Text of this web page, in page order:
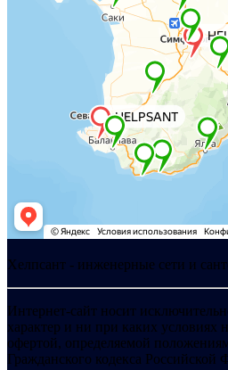
Хелпсант - инженерные сети и
Интернет-сайт носит
характер и ни при каких условиях
офертой, определяемой
Гражданского кодекса Российской